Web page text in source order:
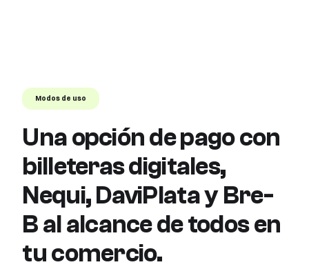
Modos de uso
Una opción de pago con
billeteras digitales,
Nequi, DaviPlata y Bre-
B al alcance de todos en
tu comercio.